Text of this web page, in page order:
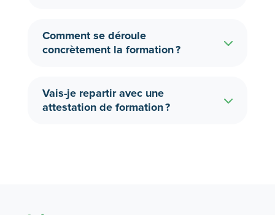
Comment se déroule
concrètement la formation ?
Vais-je repartir avec une
attestation de formation ?